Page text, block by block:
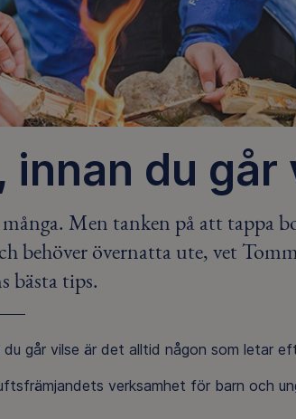
innan du går
Men tanken på att tappa
behöver övernatta ute, vet
bästa tips.
går vilse är det alltid någon som letar
verksamhet för barn och